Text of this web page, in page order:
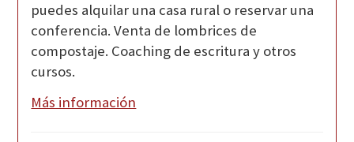
puedes alquilar una casa rural o reservar una
conferencia. Venta de lombrices de
compostaje. Coaching de escritura y otros
cursos.
Más información